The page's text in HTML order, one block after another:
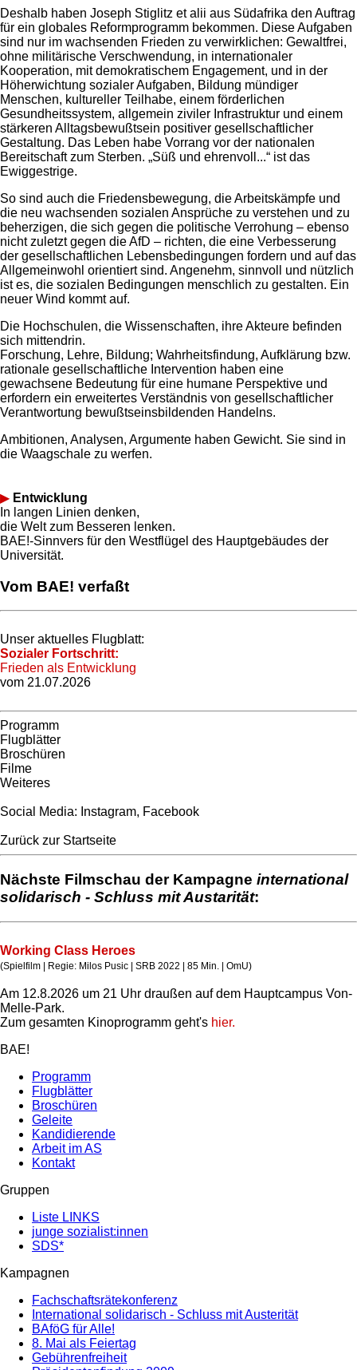
Deshalb haben Joseph Stiglitz et alii aus Südafrika den Auftrag
für ein globales Reformprogramm bekommen. Diese Aufgaben
sind nur im wachsenden Frieden zu verwirklichen: Gewaltfrei,
ohne militärische Verschwendung, in internationaler
Kooperation, mit demokratischem Engagement, und in der
Höherwichtung sozialer Aufgaben, Bildung mündiger
Menschen, kultureller Teilhabe, einem förderlichen
Gesundheitssystem, allgemein ziviler Infrastruktur und einem
stärkeren Alltagsbewußtsein positiver gesellschaftlicher
Gestaltung. Das Leben habe Vorrang vor der nationalen
Bereitschaft zum Sterben. „Süß und ehrenvoll...“ ist das
Ewiggestrige.
So sind auch die Friedensbewegung, die Arbeitskämpfe und
die neu wachsenden sozialen Ansprüche zu verstehen und zu
beherzigen, die sich gegen die politische Verrohung – ebenso
nicht zuletzt gegen die AfD – richten, die eine Verbesserung
der gesellschaftlichen Lebensbedingungen fordern und auf das
Allgemeinwohl orientiert sind. Angenehm, sinnvoll und nützlich
ist es, die sozialen Bedingungen menschlich zu gestalten. Ein
neuer Wind kommt auf.
Die Hochschulen, die Wissenschaften, ihre Akteure befinden
sich mittendrin.
Forschung, Lehre, Bildung; Wahrheitsfindung, Aufklärung bzw.
rationale gesellschaftliche Intervention haben eine
gewachsene Bedeutung für eine humane Perspektive und
erfordern ein erweitertes Verständnis von gesellschaftlicher
Verantwortung bewußtseinsbildenden Handelns.
Ambitionen, Analysen, Argumente haben Gewicht. Sie sind in
die Waagschale zu werfen.
▶ Entwicklung
In langen Linien denken,
die Welt zum Besseren lenken.
BAE!-Sinnvers für den Westflügel des Hauptgebäudes der
Universität.
Vom BAE! verfaßt
Unser aktuelles Flugblatt:
Sozialer Fortschritt:
Frieden als Entwicklung
vom 21.07.2026
Programm
Flugblätter
Broschüren
Filme
Weiteres
Social Media: Instagram, Facebook
Zurück zur Startseite
Nächste Filmschau der Kampagne international
solidarisch - Schluss mit Austarität:
Working Class Heroes
(Spielfilm | Regie: Milos Pusic | SRB 2022 | 85 Min. | OmU)
Am 12.8.2026 um 21 Uhr draußen auf dem Hauptcampus Von-
Melle-Park.
Zum gesamten Kinoprogramm geht's hier.
BAE!
Programm
Flugblätter
Broschüren
Geleite
Kandidierende
Arbeit im AS
Kontakt
Gruppen
Liste LINKS
junge sozialist:innen
SDS*
Kampagnen
Fachschaftsrätekonferenz
International solidarisch - Schluss mit Austerität
BAföG für Alle!
8. Mai als Feiertag
Gebührenfreiheit